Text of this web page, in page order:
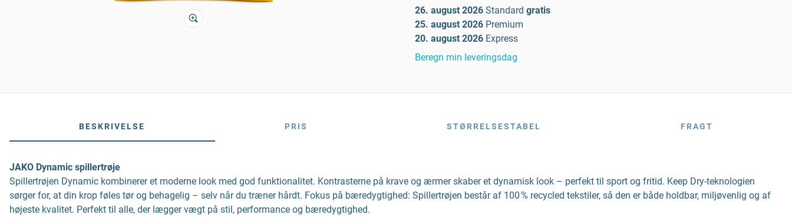
26. august 2026 Standard gratis
25. august 2026 Premium
20. august 2026 Express
Beregn min leveringsdag
BESKRIVELSE PRIS STØRRELSESTABEL FRAGT
JAKO Dynamic spillertrøje
Spillertrøjen Dynamic kombinerer et moderne look med god funktionalitet. Kontrasterne på krave og ærmer skaber et dynamisk look – perfekt til sport og fritid. Keep Dry-teknologien
sørger for, at din krop føles tør og behagelig – selv når du træner hårdt. Fokus på bæredygtighed: Spillertrøjen består af 100 % recycled tekstiler, så den er både holdbar, miljøvenlig og af
højeste kvalitet. Perfekt til alle, der lægger vægt på stil, performance og bæredygtighed.